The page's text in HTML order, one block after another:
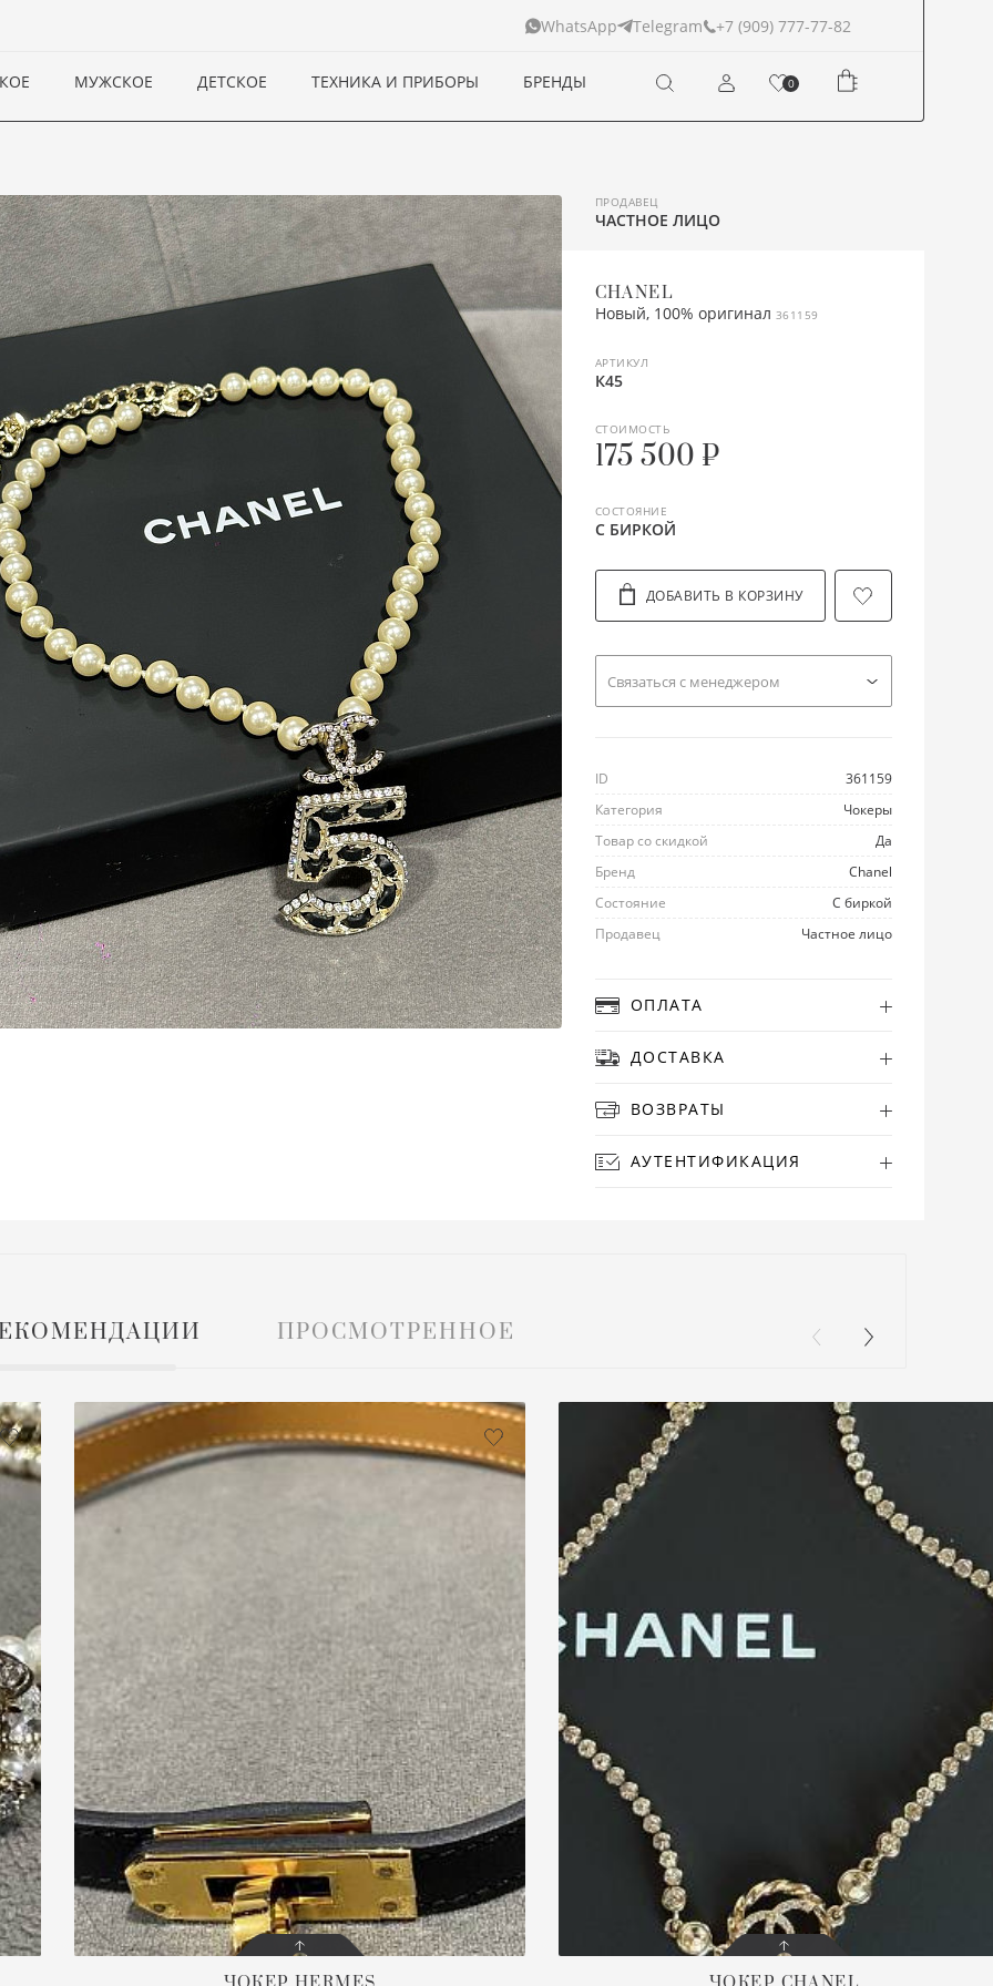
WhatsApp Telegram +7 (909) 777-77-82
МУЖСКОЕ ДЕТСКОЕ ТЕХНИКА И ПРИБОРЫ БРЕНДЫ 0
CHANEL
Новый, 100% оригинал 361159
ПРОДАВЕЦ
ЧАСТНОЕ ЛИЦО
АРТИКУЛ
К45
СТОИМОСТЬ
175 500 ₽
СОСТОЯНИЕ
С БИРКОЙ
ДОБАВИТЬ В КОРЗИНУ
Cвязаться с менеджером
ID
361159
Категория
Чокеры
Товар со скидкой
Да
Бренд
Chanel
Состояние
С биркой
Продавец
Частное лицо
ОПЛАТА
ДОСТАВКА
ВОЗВРАТЫ
АУТЕНТИФИКАЦИЯ
ПРОСМОТРЕННОЕ